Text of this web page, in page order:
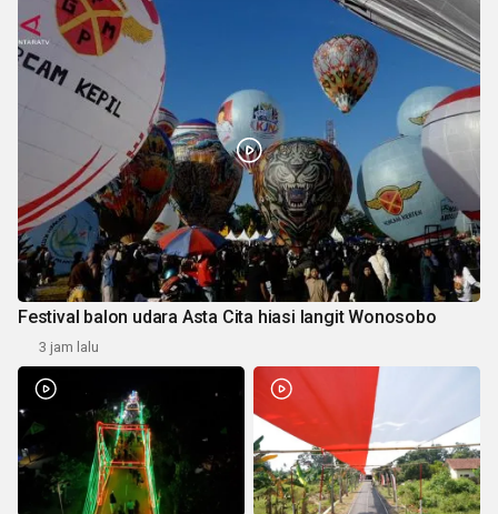
Festival balon udara Asta Cita hiasi langit Wonosobo
3 jam lalu